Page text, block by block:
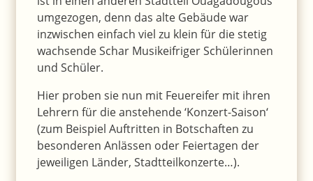
umgezogen, denn das alte Gebäude war
inzwischen einfach viel zu klein für die stetig
wachsende Schar Musikeifriger Schülerinnen
und Schüler.
Hier proben sie nun mit Feuereifer mit ihren
Lehrern für die anstehende ‘Konzert-Saison‘
(zum Beispiel Auftritten in Botschaften zu
besonderen Anlässen oder Feiertagen der
jeweiligen Länder, Stadtteilkonzerte…).